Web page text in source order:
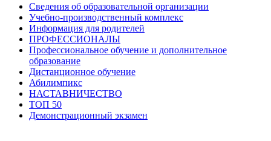
Сведения об образовательной организации
Учебно-производственный комплекс
Информация для родителей
ПРОФЕССИОНАЛЫ
Профессиональное обучение и дополнительное
образование
Дистанционное обучение
Абилимпикс
НАСТАВНИЧЕСТВО
ТОП 50
Демонстрационный экзамен